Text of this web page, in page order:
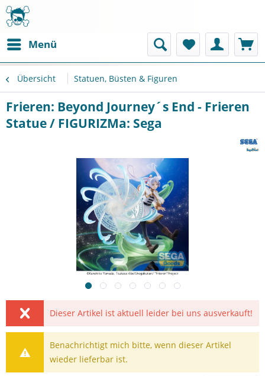
Menü
Übersicht Statuen, Büsten & Figuren
Frieren: Beyond Journey´s End - Frieren
Statue / FIGURIZMa: Sega
Dieser Artikel ist aktuell leider bei uns ausverkauft!
Benachrichtigt mich bitte, wenn dieser Artikel
wieder lieferbar ist.